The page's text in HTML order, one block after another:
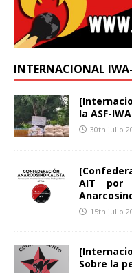
INTERNACIONAL
la ASF-
30th julio
AIT por
15th julio
Sobre la